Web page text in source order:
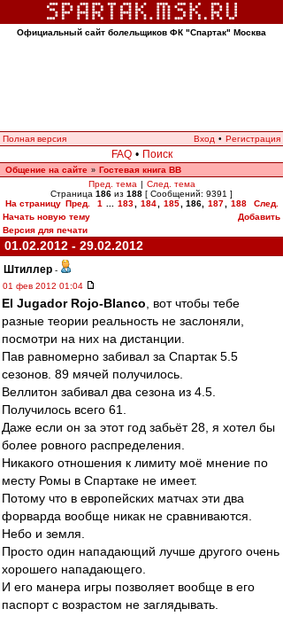
Официальный сайт болельщиков ФК "Спартак" Москва
Полная версия Вход • Регистрация
FAQ • Поиск
Общение на сайте » Гостевая книга ВВ
Пред. тема | След. тема
Страница 186 из 188 [ Сообщений: 9391 ]
На страницу Пред. 1 183 184 185 186, 187 188
След.
Начать новую тему
Добавить
Версия для печати
01.02.2012 - 29.02.2012
Штиллер -
01 фев 2012 01:04
El Jugador Rojo-Blanco , вот чтобы тебе
разные теории реальность не заслоняли,
посмотри на них на дистанции.
Пав равномерно забивал за Спартак 5.5
сезонов. 89 мячей получилось.
Веллитон забивал два сезона из 4.5.
Получилось всего 61.
Даже если он за этот год забьёт 28, я хотел бы
более ровного распределения.
Никакого отношения к лимиту моё мнение по
месту Ромы в Спартаке не имеет.
Потому что в европейских матчах эти два
форварда вообще никак не сравниваются.
Небо и земля.
Просто один нападающий лучше другого очень
хорошего нападающего.
И его манера игры позволяет вообще в его
паспорт с возрастом не заглядывать.